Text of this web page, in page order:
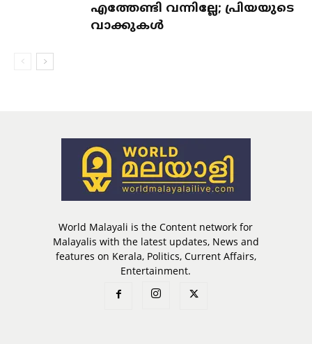
എത്തേണ്ടി വന്നില്ലേ; പ്രിയയുടെ
വാക്കുകള്‍
World Malayali is the Content network for
Malayalis with the latest updates, News and
features on Kerala, Politics, Current Affairs,
Entertainment.